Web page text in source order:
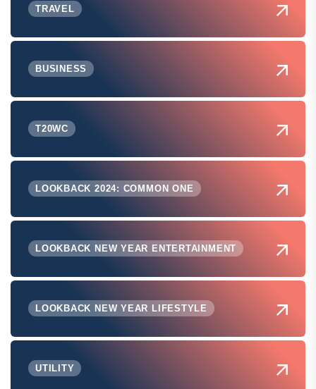
TRAVEL
BUSINESS
T20WC
LOOKBACK 2024: COMMON ONE
LOOKBACK NEW YEAR ENTERTAINMENT
LOOKBACK NEW YEAR LIFESTYLE
UTILITY